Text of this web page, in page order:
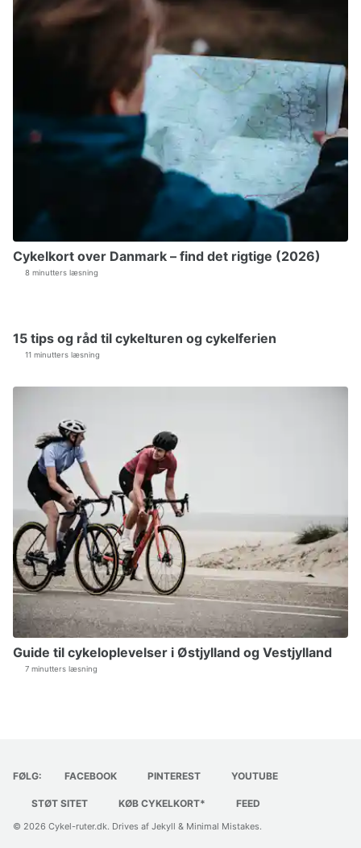
Cykelkort over Danmark – find det rigtige (2026)
8 minutters læsning
15 tips og råd til cykelturen og cykelferien
11 minutters læsning
Guide til cykeloplevelser i Østjylland og Vestjylland
7 minutters læsning
FØLG: FACEBOOK PINTEREST YOUTUBE
STØT SITET KØB CYKELKORT* FEED
© 2026 Cykel-ruter.dk. Drives af Jekyll & Minimal Mistakes.